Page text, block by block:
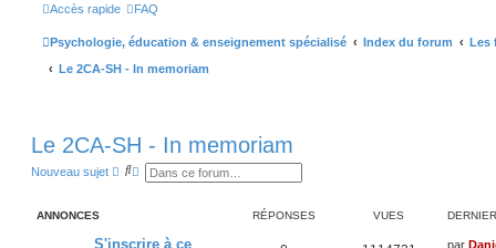
Accès rapide FAQ
Psychologie, éducation & enseignement spécialisé Index du forum
Les
Le 2CA-SH - In memoriam
Le 2CA-SH - In memoriam
Nouveau sujet
R R
ANNONCES RÉPONSES VUES
S'inscrire à ce
par